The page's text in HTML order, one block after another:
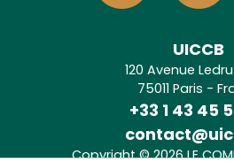
UICCB
120 Avenue
75011 Paris -
+33 1 43 45
Copyright © 2026 LE